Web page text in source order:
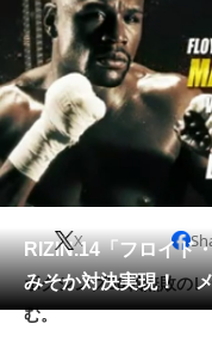
TOP
エンタメ
グルメ
住まい
動物
会員記事
メディア
RIZIN.14「フロイド
みそか対決実現！
X
ボクシング50戦無敗の
む。